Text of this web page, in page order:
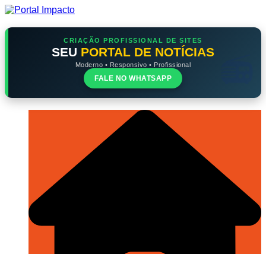
Ir
o
CRIAÇÃO PROFISSIONAL DE SITES
SEU PORTAL DE NOTÍCIAS
Moderno • Responsivo • Profissional
FALE NO WHATSAPP